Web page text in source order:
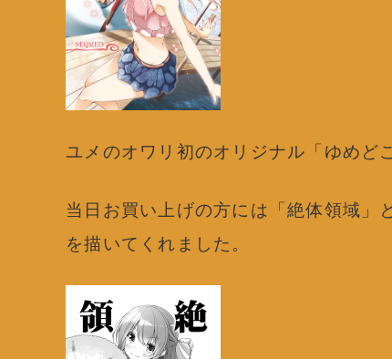
ユメのオワリ初のオリジナル「ゆめど
当日お買い上げの方には「絶体領域」
を描いてくれました。